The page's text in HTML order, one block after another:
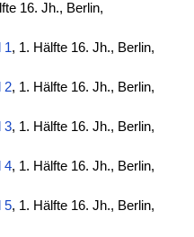
16. Jh., Berlin,
1, 1. Hälfte 16. Jh., Berlin,
2, 1. Hälfte 16. Jh., Berlin,
3, 1. Hälfte 16. Jh., Berlin,
4, 1. Hälfte 16. Jh., Berlin,
5, 1. Hälfte 16. Jh., Berlin,